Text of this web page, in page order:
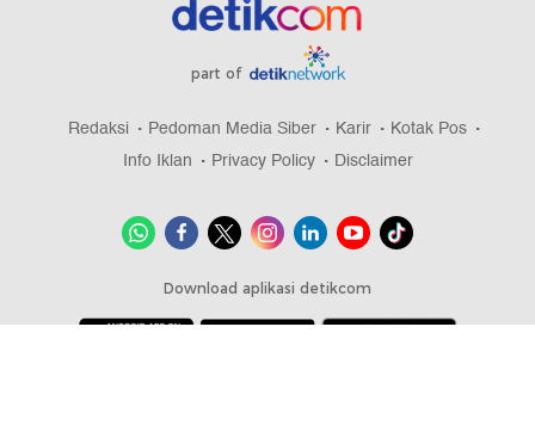
part of
Redaksi Pedoman Media Siber Karir
Kotak Pos
Info Iklan
Privacy Policy Disclaimer
Download aplikasi detikcom